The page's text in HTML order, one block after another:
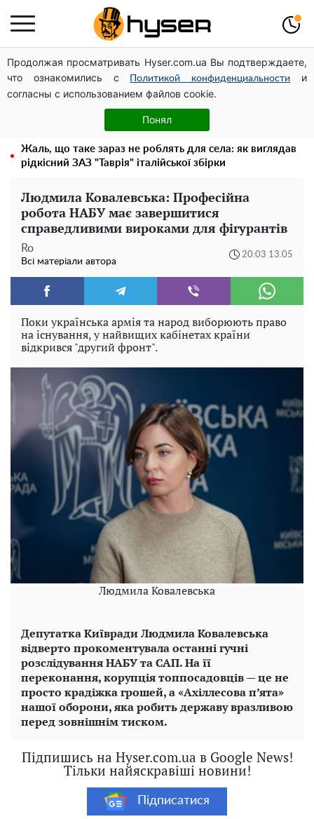
Продолжая просматривать Hyser.com.ua Вы подтверждаете,
что ознакомились с
Политикой конфиденциальности
и
согласны с использованием файлов cookie.
Понял
Дрони із націнкою: Олександр Конотопський вивів
мільйони оборонного бюджету через фіктивну фірму в
Естонії
Олена Тополя злив відео – це далеко не все: фронтмен
"Антитіла" Тарас Тополя став наступним
Жаль, що таке зараз не роблять для села: як виглядав
рідкісний ЗАЗ "Таврія" італійської збірки
Людмила Ковалевська: Професійна
робота НАБУ має завершитися
справедливими вироками для фігурантів
Ro
Всі матеріали автора
20:03 13.05
Поки українська армія та народ виборюють право
на існування, у найвищих кабінетах країни
відкрився "другий фронт".
Людмила Ковалевська
Депутатка Київради Людмила Ковалевська
відверто прокоментувала останні гучні
розслідування НАБУ та САП. На її
переконання, корупція топпосадовців — це не
просто крадіжка грошей, а «Ахіллесова п’ята»
нашої оборони, яка робить державу вразливою
перед зовнішнім тиском.
Підпишись на Hyser.com.ua в Google News!
Тільки найяскравіші новини!
Підписатися